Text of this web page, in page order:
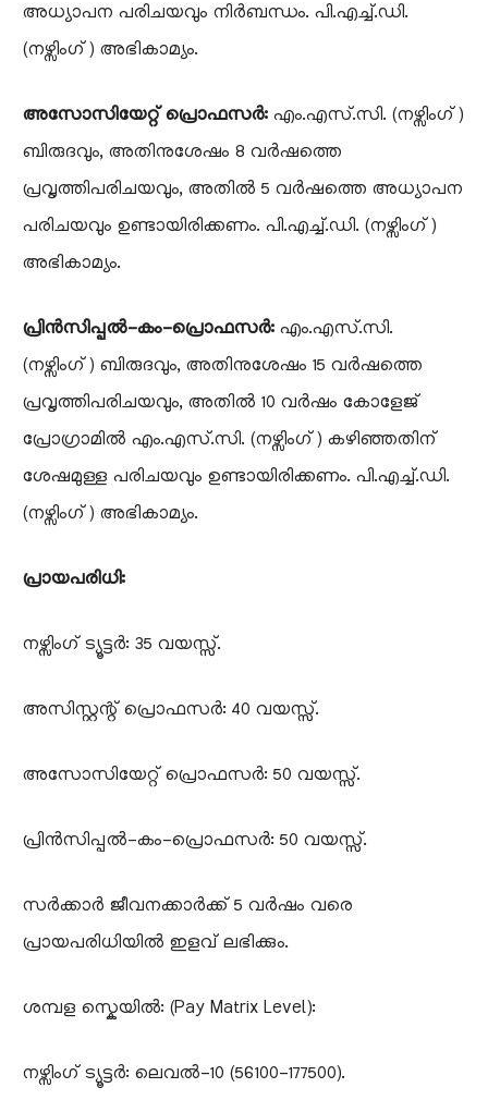
അധ്യാപന പരിചയവും നിർബന്ധം. പി.എച്ച്.ഡി.
(നഴ്സിംഗ്) അഭികാമ്യം.
അസോസിയേറ്റ് പ്രൊഫസർ:എം.എസ്.സി. (നഴ്സിംഗ്)
ബിരുദവും, അതിനുശേഷം 8 വർഷത്തെ
പ്രവൃത്തിപരിചയവും, അതിൽ 5 വർഷത്തെ അധ്യാപന
പരിചയവും ഉണ്ടായിരിക്കണം. പി.എച്ച്.ഡി. (നഴ്സിംഗ്)
അഭികാമ്യം.
പ്രിൻസിപ്പൽ-കം-പ്രൊഫസർ:എം.എസ്.സി.
(നഴ്സിംഗ്) ബിരുദവും, അതിനുശേഷം 15 വർഷത്തെ
പ്രവൃത്തിപരിചയവും, അതിൽ 10 വർഷം കോളേജ്
പ്രോഗ്രാമിൽ എം.എസ്.സി. (നഴ്സിംഗ്) കഴിഞ്ഞതിന്
ശേഷമുള്ള പരിചയവും ഉണ്ടായിരിക്കണം. പി.എച്ച്.ഡി.
(നഴ്സിംഗ്) അഭികാമ്യം.
പ്രായപരിധി:
​നഴ്സിംഗ് ട്യൂട്ടർ: 35 വയസ്സ്.
​അസിസ്റ്റന്റ് പ്രൊഫസർ: 40 വയസ്സ്.
​അസോസിയേറ്റ് പ്രൊഫസർ: 50 വയസ്സ്.
​പ്രിൻസിപ്പൽ-കം-പ്രൊഫസർ: 50 വയസ്സ്.
​സർക്കാർ ജീവനക്കാർക്ക് 5 വർഷം വരെ
പ്രായപരിധിയിൽ ഇളവ് ലഭിക്കും.
​ശമ്പള സ്കെയിൽ: (Pay Matrix Level):
​നഴ്സിംഗ് ട്യൂട്ടർ: ലെവൽ-10 (56100-177500).